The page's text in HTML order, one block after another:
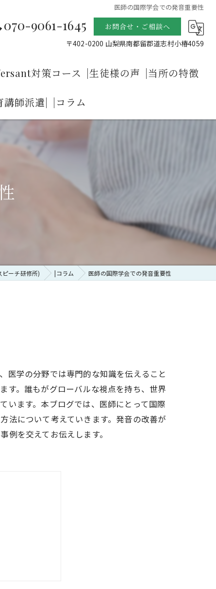
医師の国際学会での発音重要性
070-9061-1645 お問合せ・ご相談へ
〒402-0200 山梨県南都留郡道志村小椿4059
せるプライヴェイトレッスン
機内アナウンスと緊急時の英語発音矯正コース
ナウンスと乗客への英語のサービス
ニケーション
ンプラクティス
ーニング
トのコミュニケーション
対策コース |生徒様の声 |当所の特徴
英語の発音
発音矯正
発音テキスト
師派遣| |コラム
ピーチ研修所) |コラム 医師の国際学会での発音重要性
医学の分野では専門的な知識を伝えること
す。誰もがグローバルな視点を持ち、世界
います。本ブログでは、医師にとって国際
法について考えていきます。発音の改善が
を交えてお伝えします。